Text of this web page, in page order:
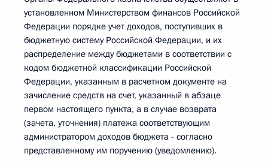
установленном Министерством финансов Российской
Федерации порядке учет доходов, поступивших в
бюджетную систему Российской Федерации, и их
распределение между бюджетами в соответствии с
кодом бюджетной классификации Российской
Федерации, указанным в расчетном документе на
зачисление средств на счет, указанный в абзаце
первом настоящего пункта, а в случае возврата
(зачета, уточнения) платежа соответствующим
администратором доходов бюджета - согласно
представленному им поручению (уведомлению).